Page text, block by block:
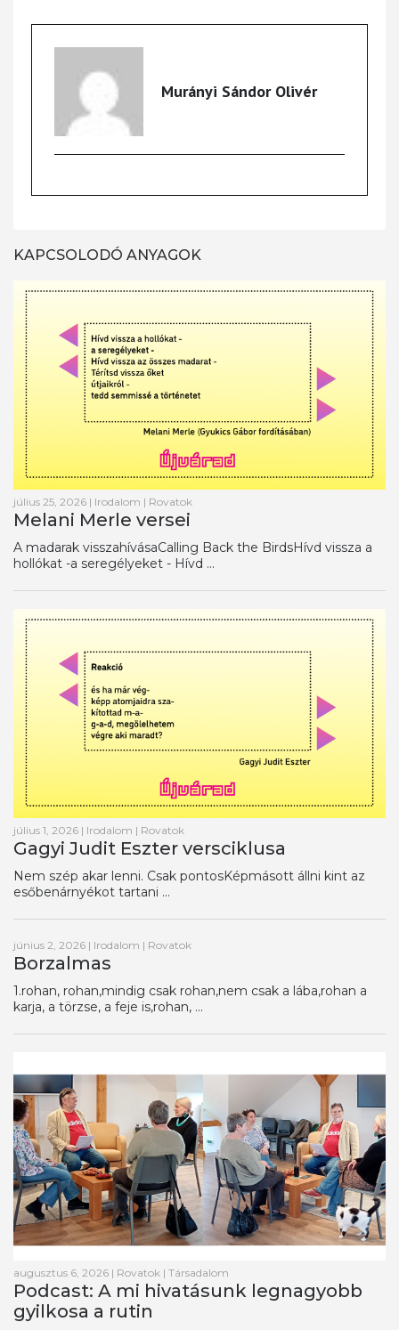
Murányi Sándor Olivér
KAPCSOLODÓ ANYAGOK
július 25, 2026 | Irodalom | Rovatok
Melani Merle versei
A madarak visszahívásaCalling Back the BirdsHívd vissza a
hollókat -a seregélyeket - Hívd ...
július 1, 2026 | Irodalom | Rovatok
Gagyi Judit Eszter versciklusa
Nem szép akar lenni. Csak pontosKépmásott állni kint az
esőbenárnyékot tartani ...
június 2, 2026 | Irodalom | Rovatok
Borzalmas
1.rohan, rohan,mindig csak rohan,nem csak a lába,rohan a
karja, a törzse, a feje is,rohan, ...
augusztus 6, 2026 | Rovatok | Társadalom
Podcast: A mi hivatásunk legnagyobb
gyilkosa a rutin